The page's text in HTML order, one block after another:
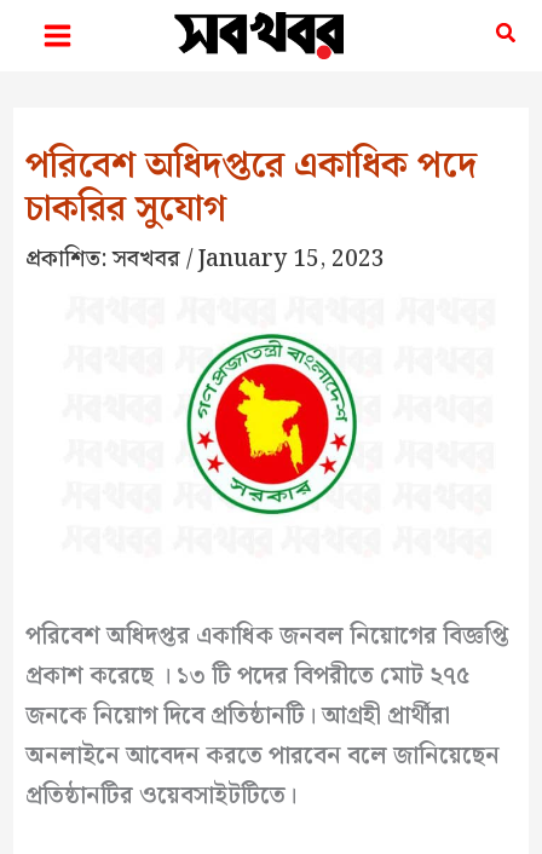
Skip
পরিবেশ অধিদপ্তরে একাধিক পদে
চাকরির সুযোগ
প্রকাশিত:সবখবর/January 15, 2023
পরিবেশ অধিদপ্তর একাধিক জনবল নিয়োগের বিজ্ঞপ্তি
প্রকাশ করেছে । ১৩ টি পদের বিপরীতে মোট ২৭৫
জনকে নিয়োগ দিবে প্রতিষ্ঠানটি। আগ্রহী প্রার্থীরা
অনলাইনে আবেদন করতে পারবেন বলে জানিয়েছেন
প্রতিষ্ঠানটির ওয়েবসাইটটিতে।